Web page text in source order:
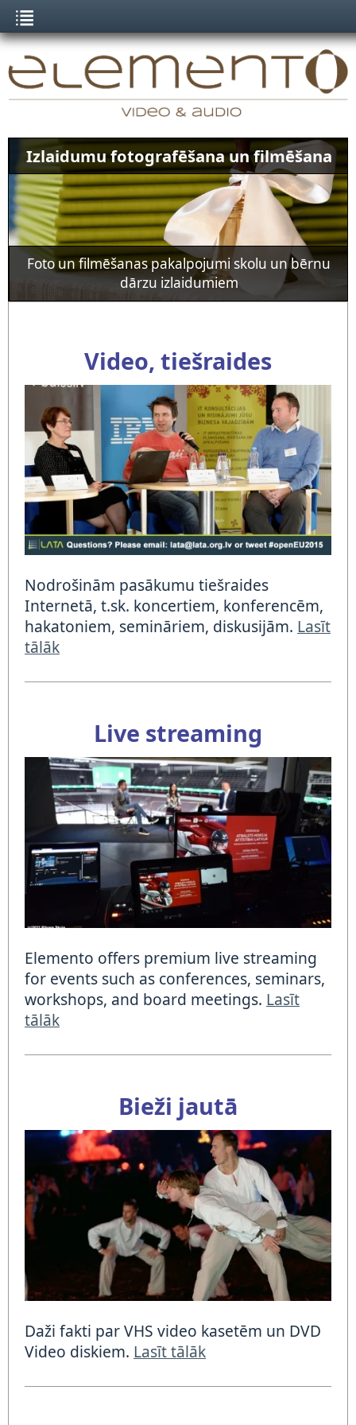
Tiešraides un video filmēšana
Organizējam tiešraides, nodrošinām pilnu
tehnisko atbalstu konferencēm
Izlaidumu fotografēšana un filmēšana
Foto un filmēšanas pakalpojumi skolu un bērnu
dārzu izlaidumiem
Kāzu fotografēšana un filmēšana
Kāzu foto un video pakalpojumi, video apstrāde
un montāža
Video, tiešraides
Nodrošinām pasākumu tiešraides
Internetā, t.sk. koncertiem, konferencēm,
hakatoniem, semināriem, diskusijām. Lasīt
tālāk
Live streaming
Elemento offers premium live streaming
for events such as conferences, seminars,
workshops, and board meetings. Lasīt
tālāk
Bieži jautā
Daži fakti par VHS video kasetēm un DVD
Video diskiem. Lasīt tālāk